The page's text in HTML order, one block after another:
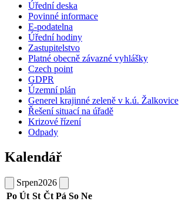
Úřední deska
Povinné informace
E-podatelna
Úřední hodiny
Zastupitelstvo
Platné obecně závazné vyhlášky
Czech point
GDPR
Územní plán
Generel krajinné zeleně v k.ú. Žalkovice
Řešení situací na úřadě
Krizové řízení
Odpady
Kalendář
Srpen2026
Po Út St Čt Pá So Ne